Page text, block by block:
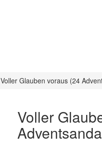
Voller Glauben voraus (24
Voller